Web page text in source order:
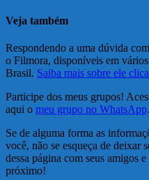
Veja também
Respondendo a uma dúvida
o Filmora, disponíveis em
Brasil. Saiba mais sobre ele
Participe dos meus grupos!
aqui o meu grupo no WhatsApp.
Se de alguma forma as
você, não se esqueça de deixar
dessa página com seus amigos
próximo!